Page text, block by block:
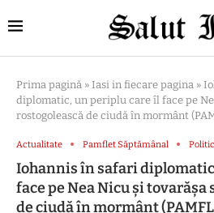
Prima pagină » Iasi in fiecare pagina »
diplomatic, un periplu care îl face pe
rostogolească de ciudă în mormânt
Actualitate Pamflet Săptămânal
Iohannis în safari
face pe Nea Nicu și tovarășa
de ciudă în mormânt